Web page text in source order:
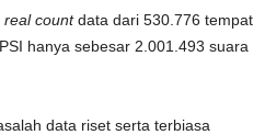
real countdata dari 530.776 tempat
hanya sebesar 2.001.493 suara
data riset serta terbiasa